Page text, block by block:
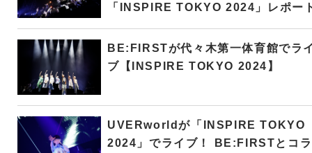
「INSPIRE TOKYO 2024」レポー
BE:FIRSTが代々木第一体育館でラ
ブ【INSPIRE TOKYO 2024】
UVERworldが「INSPIRE TOKYO
2024」でライブ！ BE:FIRSTとコラ